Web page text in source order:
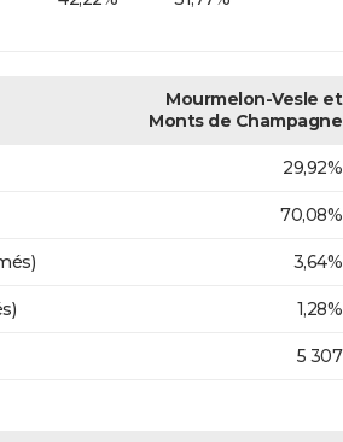
Mourmelon-Vesle et
Monts de Champagne
29,92%
70,08%
3,64%
1,28%
5 307